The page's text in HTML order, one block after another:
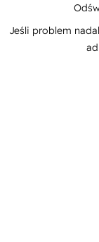
Jeśli problem